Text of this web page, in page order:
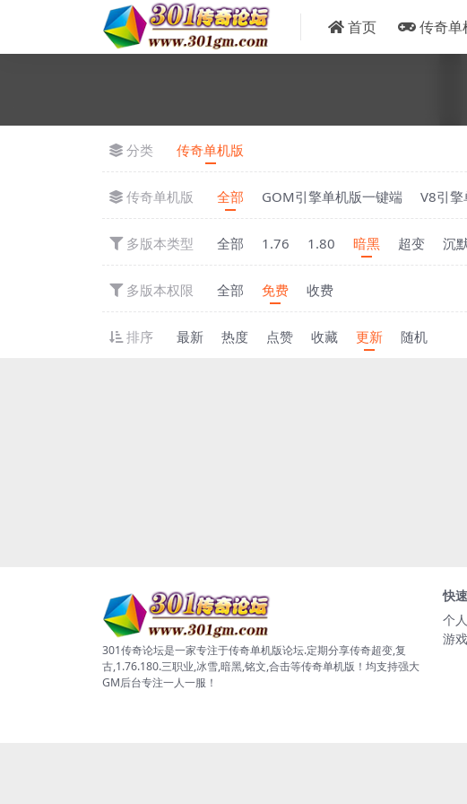
首页 传奇单
分类 传奇单机版
传奇单机版 全部 GOM引擎单机版一键端 V8引
多版本类型 全部 1.76 1.80 暗黑 超变 沉
多版本权限 全部 免费 收费
排序 最新 热度 点赞 收藏 更新 随机
301传奇论坛是一家专注于传奇单机版论坛.定期分享传奇超变,复
古,1.76.180.三职业,冰雪,暗黑,铭文,合击等传奇单机版！均支持强大
GM后台专注一人一服！
快
个
游